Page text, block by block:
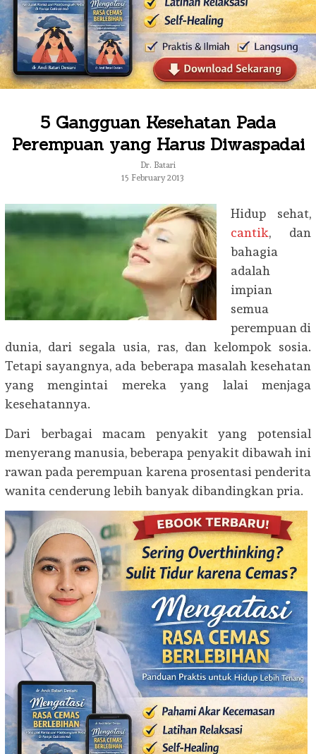
5 Gangguan Kesehatan Pada
Perempuan yang Harus Diwaspadai
Dr. Batari
15 February 2013
Hidup sehat,
cantik, dan
bahagia
adalah
impian
semua
perempuan di
dunia, dari segala usia, ras, dan kelompok sosia.
Tetapi sayangnya, ada beberapa masalah kesehatan
yang mengintai mereka yang lalai menjaga
kesehatannya.
Dari berbagai macam penyakit yang potensial
menyerang manusia, beberapa penyakit dibawah ini
rawan pada perempuan karena prosentasi penderita
wanita cenderung lebih banyak dibandingkan pria.